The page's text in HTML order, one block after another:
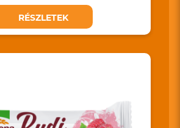
RÉSZLETEK